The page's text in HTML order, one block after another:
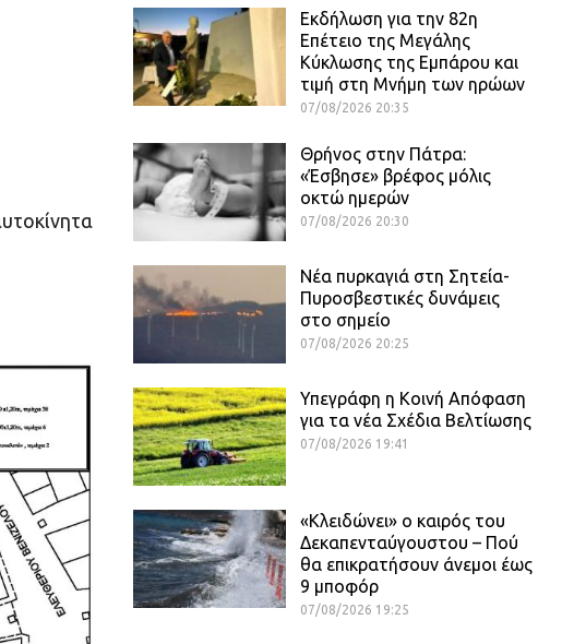
Εκδήλωση για την 82η
Επέτειο της Μεγάλης
Κύκλωσης της Εμπάρου και
τιμή στη Μνήμη των ηρώων
07/08/2026 20:35
Θρήνος στην Πάτρα:
«Έσβησε» βρέφος μόλις
οκτώ ημερών
07/08/2026 20:30
Νέα πυρκαγιά στη Σητεία-
Πυροσβεστικές δυνάμεις
στο σημείο
07/08/2026 20:25
Υπεγράφη η Κοινή Απόφαση
για τα νέα Σχέδια Βελτίωσης
07/08/2026 19:41
«Κλειδώνει» ο καιρός του
Δεκαπενταύγουστου – Πού
θα επικρατήσουν άνεμοι έως
9 μποφόρ
07/08/2026 19:25